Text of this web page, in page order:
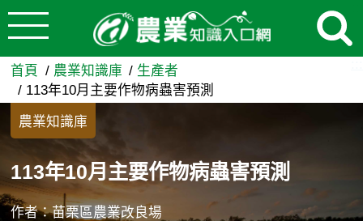
跳到主要內容
113年10月主要作物病蟲害
首頁 農業知識庫
生產者
113年10月主要作物病蟲害預測
農業知識庫
113年10月主要作物病蟲害預測
作者：苗栗區農業改良場